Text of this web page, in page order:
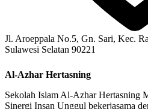
Jl. Aroeppala No.5, Gn. Sari, Kec.
Sulawesi Selatan 90221
Al-Azhar Hertasning
Sekolah Islam Al-Azhar Hertasning
Sinergi Insan Unggul bekerjasama